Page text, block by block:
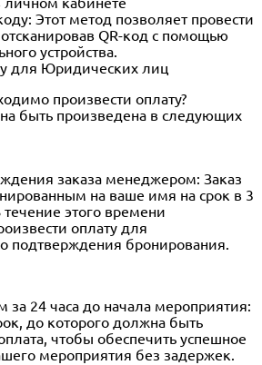
Этот метод позволяет провести
отсканировав QR-код с помощью
устройства.
для Юридических лиц
произвести оплату?
быть произведена в следующих
заказа менеджером: Заказ
на ваше имя на срок в 3
этого времени
оплату для
подтверждения бронирования.
за 24 часа до начала мероприятия:
до которого должна быть
чтобы обеспечить успешное
мероприятия без задержек.